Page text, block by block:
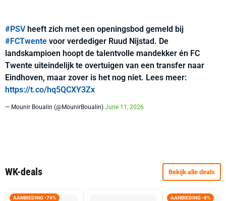
#PSVheeft zich met een openingsbod gemeld bij
#FCTwente voor verdediger Ruud Nijstad. De
landskampioen hoopt de talentvolle mandekker én FC
Twente uiteindelijk te overtuigen van een transfer naar
Eindhoven, maar zover is het nog niet. Lees meer:
https://t.co/hq5QCXY3Zx
— Mounir Boualin (@MounirBoualin) June 11, 2026
WK-deals Bekijk alle deals
AANBIEDING -79% AANBIEDING -8%